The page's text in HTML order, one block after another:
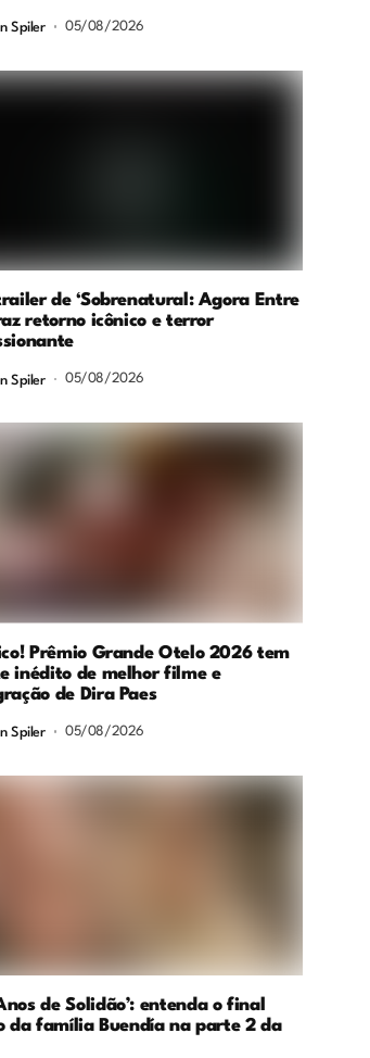
Spiler 05/08/2026
de ‘Sobrenatural: Agora Entre
retorno icônico e terror
Spiler 05/08/2026
Prêmio Grande Otelo 2026 tem
inédito de melhor filme e
de Dira Paes
Spiler 05/08/2026
de Solidão’: entenda o final
da família Buendía na parte 2 da